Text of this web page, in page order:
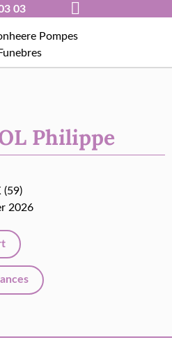
03
Philippe
(59)
2026